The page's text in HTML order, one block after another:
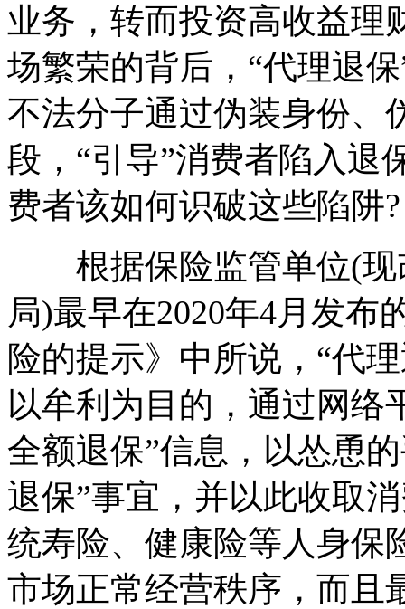
业务，转而投资高收益
场繁荣的背后，“代理退
不法分子通过伪装身份、
段，“引导”消费者陷入退
费者该如何识破这些陷阱?
根据保险监管单位(现
局)最早在2020年4月发布
险的提示》中所说，“代
以牟利为目的，通过网络
全额退保”信息，以怂恿
退保”事宜，并以此收取
统寿险、健康险等人身保
市场正常经营秩序，而且